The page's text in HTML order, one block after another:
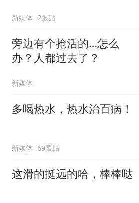
新媒体 2跟贴
旁边有个抢活的…怎么
办？人都过去了？
新媒体
多喝热水，热水治百病！
新媒体 69跟贴
这滑的挺远的哈，棒棒哒